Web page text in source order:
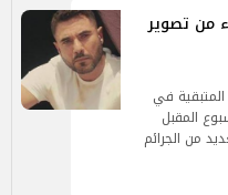
من تصوير
في
المقبل
من الجرائم